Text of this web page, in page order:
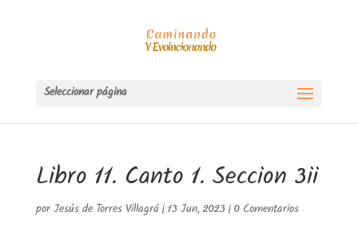
Seleccionar página
Libro 11. Canto 1. Seccion 3ii
por Jesús de Torres Villagrá | 13 Jun, 2023 | 0 Comentarios